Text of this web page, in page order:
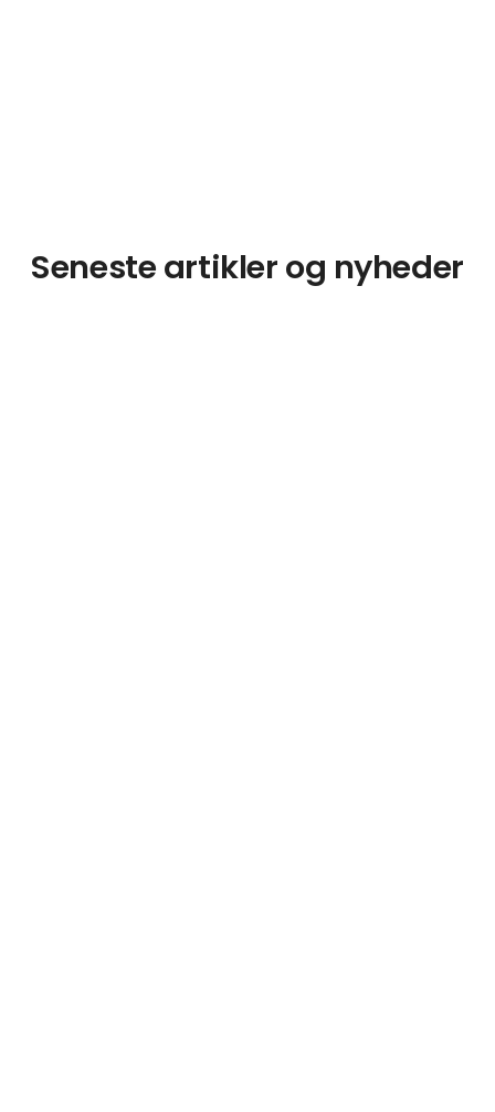
Seneste artikler og nyheder